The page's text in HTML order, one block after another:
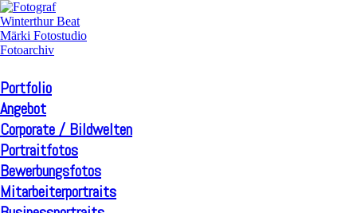
Portfolio
Angebot
Corporate / Bildwelten
Portraitfotos
Bewerbungsfotos
Mitarbeiterportraits